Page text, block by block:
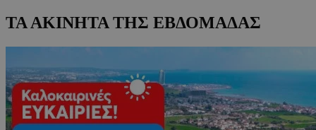
ΤΑ ΑΚΙΝΗΤΑ ΤΗΣ ΕΒΔΟΜΑΔΑΣ